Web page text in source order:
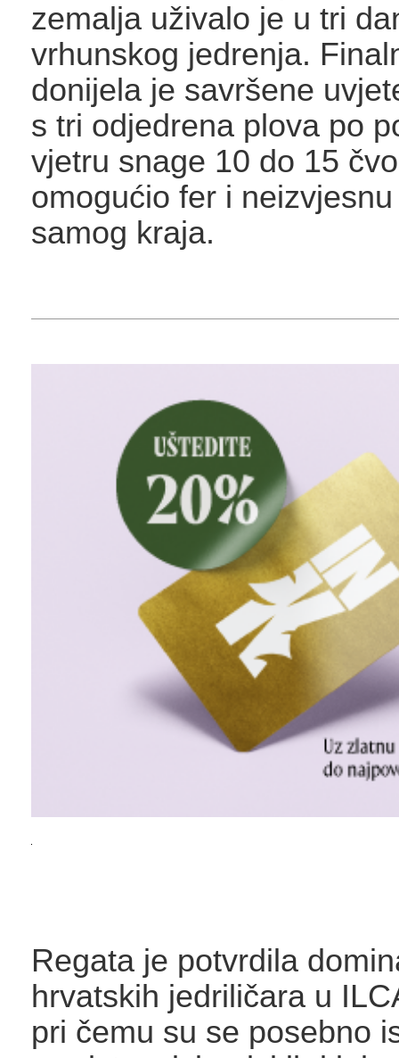
zemalja uživalo je u tri
vrhunskog jedrenja.
donijela je savršene
s tri odjedrena plova po
vjetru snage 10 do 15
omogućio fer i
samog kraja.
Regata je potvrdila
hrvatskih jedriličara u
pri čemu su se posebno